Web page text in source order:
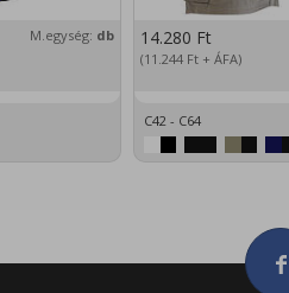
M.egység: db 14.280 Ft
(11.244 Ft+ ÁFA)
C42 - C64